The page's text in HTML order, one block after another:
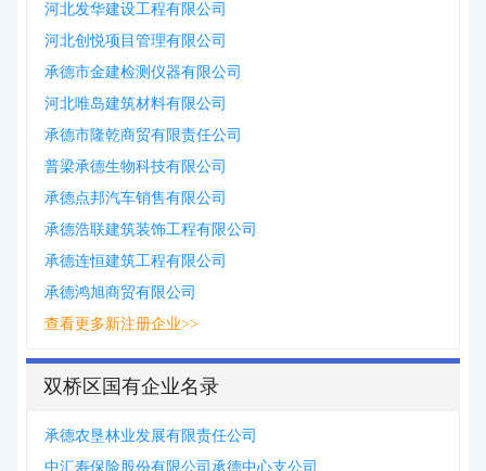
河北发华建设工程有限公司
河北创悦项目管理有限公司
承德市金建检测仪器有限公司
河北唯岛建筑材料有限公司
承德市隆乾商贸有限责任公司
普梁承德生物科技有限公司
承德点邦汽车销售有限公司
承德浩联建筑装饰工程有限公司
承德连恒建筑工程有限公司
承德鸿旭商贸有限公司
查看更多新注册企业>>
双桥区国有企业名录
承德农垦林业发展有限责任公司
中汇寿保险股份有限公司承德中心支公司